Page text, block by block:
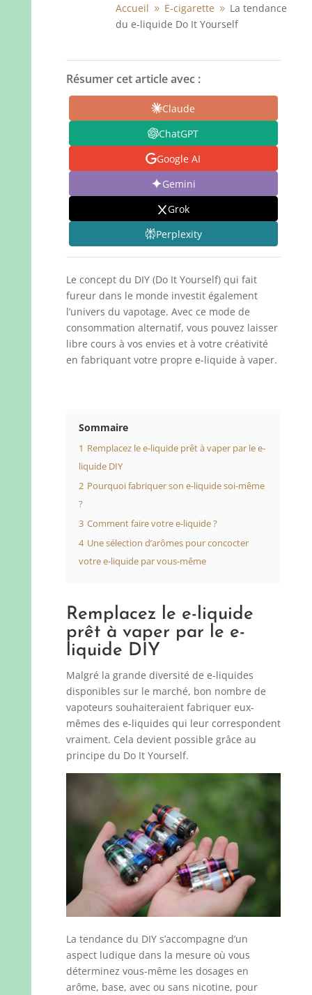
Accueil 9 E-cigarette 9 La tendance
du e-liquide Do It Yourself
Résumer cet article avec :
Claude
ChatGPT
Google AI
Gemini
Grok
Perplexity
Le concept du DIY (Do It Yourself) qui fait
fureur dans le monde investit également
l’univers du vapotage. Avec ce mode de
consommation alternatif, vous pouvez laisser
libre cours à vos envies et à votre créativité
en fabriquant votre propre e-liquide à vaper.
Sommaire
1 Remplacez le e-liquide prêt à vaper par le e-
liquide DIY
2 Pourquoi fabriquer son e-liquide soi-même
?
3 Comment faire votre e-liquide ?
4 Une sélection d’arômes pour concocter
votre e-liquide par vous-même
Remplacez le e-liquide
prêt à vaper par le e-
liquide DIY
Malgré la grande diversité de e-liquides
disponibles sur le marché, bon nombre de
vapoteurs souhaiteraient fabriquer eux-
mêmes des e-liquides qui leur correspondent
vraiment. Cela devient possible grâce au
principe du Do It Yourself.
La tendance du DIY s’accompagne d’un
aspect ludique dans la mesure où vous
déterminez vous-même les dosages en
arôme, base, avec ou sans nicotine, pour